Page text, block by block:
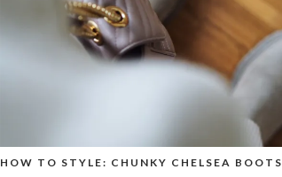
HOW TO STYLE: CHUNKY CHELSEA BOOTS